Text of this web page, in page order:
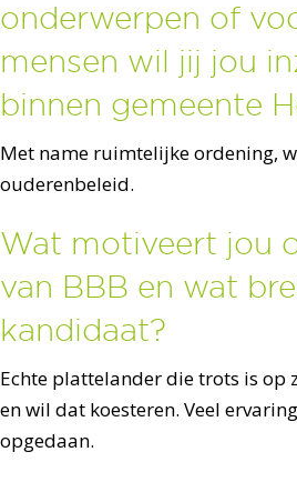
onderwerpen of
mensen wil jij jou
binnen gemeente
Met name ruimtelijke ordening,
ouderenbeleid.
Wat motiveert jou
van BBB en wat
kandidaat?
Echte plattelander die trots is op
en wil dat koesteren. Veel
opgedaan.